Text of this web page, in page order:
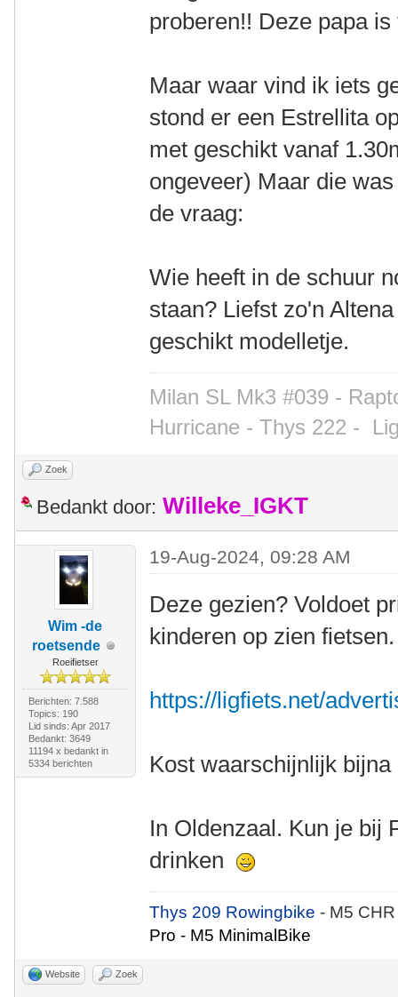
proberen!! Deze papa
Maar waar vind ik iets
stond er een Estrellita
met geschikt vanaf
ongeveer) Maar die
de vraag:
Wie heeft in de schuur
staan? Liefst zo'n
geschikt modelletje.
Milan SL Mk3 #039 -
Hurricane - Thys 222 -
Zoek
Bedankt door: Willeke_IGKT
Wim -de
roetsende
Roeifietser
Berichten: 7.588
Topics: 190
Lid sinds: Apr 2017
Bedankt: 3649
11194 x bedankt in
5334 berichten
19-Aug-2024, 09:28 AM
Deze gezien? Voldoet
kinderen op zien fietsen.
https://ligfiets.net/
Kost waarschijnlijk bijna
In Oldenzaal. Kun je bij
drinken
Thys 209 Rowingbike- M5
Pro - M5 MinimalBike
Website Zoek